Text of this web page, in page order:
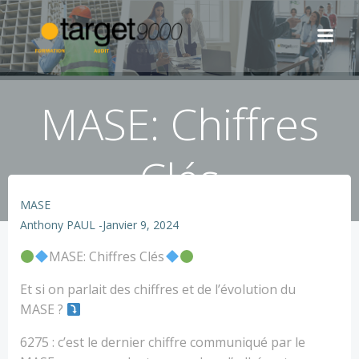
Aller
au
contenu
MASE: Chiffres
Clés
MASE
Anthony PAUL -Janvier 9, 2024
MASE: Chiffres Clés
Et si on parlait des chiffres et de l’évolution du
MASE ?
6275 : c’est le dernier chiffre communiqué par le